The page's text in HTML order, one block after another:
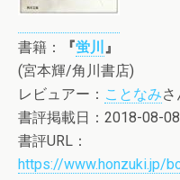
書籍： 『蛍川 』
(宮本輝/角川書店)
レビュアー： ことなみ
書評掲載日：2018-08-08
書評URL：
https://www.honzuki.jp/